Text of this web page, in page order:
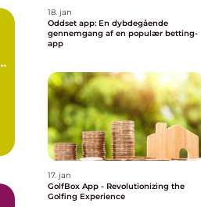
18. jan
Oddset app: En dybdegående
gennemgang af en populær betting-
app
17. jan
GolfBox App - Revolutionizing the
Golfing Experience